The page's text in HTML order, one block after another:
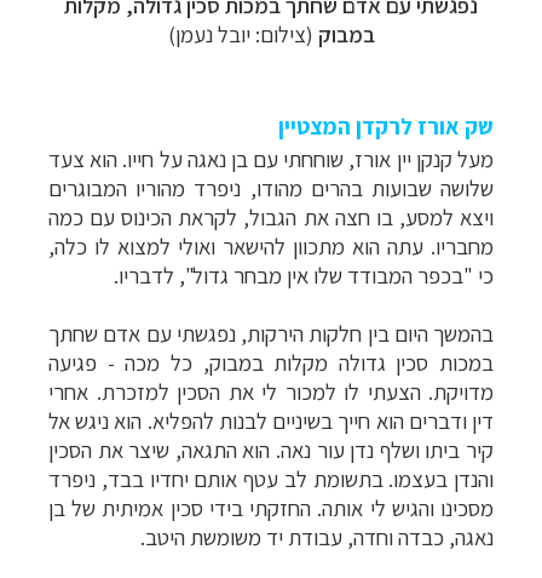
במבוק (צילום: יובל נעמן)
שק אורז לרקדן המצטיין
מעל קנקן יין אורז, שוחחתי עם בן נאגה על חייו. הוא צעד
שלושה שבועות בהרים מהודו, ניפרד מהוריו המבוגרים
ויצא למסע, בו חצה את הגבול, לקראת הכינוס עם כמה
מחבריו. עתה הוא מתכוון להישאר ואולי למצוא לו כלה,
כי "בכפר המבודד שלו אין מבחר גדול", לדבריו.
בהמשך היום בין חלקות הירקות, נפגשתי עם אדם שחתך
במכות סכין גדולה מקלות במבוק, כל מכה - פגיעה
מדויקת. הצעתי לו למכור לי את הסכין למזכרת. אחרי
דין ודברים הוא חייך בשיניים לבנות להפליא. הוא ניגש אל
קיר ביתו ושלף נדן עור נאה. הוא התגאה, שיצר את הסכין
והנדן בעצמו. בתשומת לב עטף אותם יחדיו בבד, ניפרד
מסכינו והגיש לי אותה. החזקתי בידי סכין אמיתית של בן
נאגה, כבדה וחדה, עבודת יד משומשת היטב.